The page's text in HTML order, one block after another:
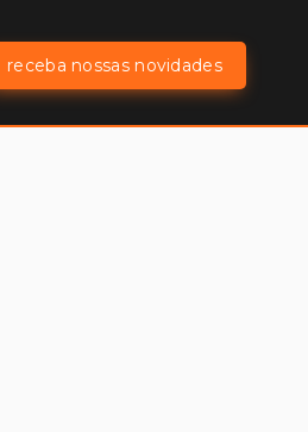
receba nossas novidades